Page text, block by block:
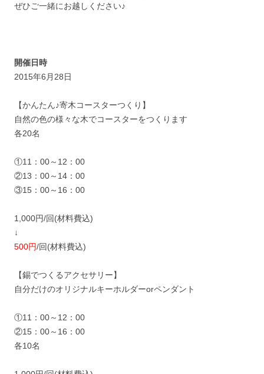
ぜひご一緒にお越しください♪
開催日時
2015年6月28日
【かんたん♪寄木コースターつくり】
自然の色の様々な木でコースターをつくります
各20名
①11：00～12：00
②13：00～14：00
③15：00～16：00
1,000円/回(材料費込)
↓
500円/回(材料費込)
【錫でつくるアクセサリー】
自分だけのオリジナルキーホルダーorペンダント
①11：00～12：00
②15：00～16：00
各10名